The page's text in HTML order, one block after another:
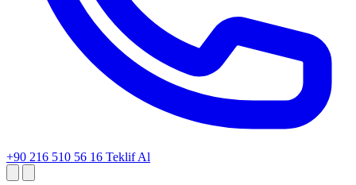
+90 216 510 56 16 Teklif Al